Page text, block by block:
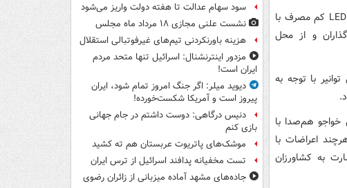
مدیرکل نظارت بر توزیع توانیر با اشاره به طرح تعویض ۱۰ هزار چراغ LED کم مصرف با
و از محل
با توجه به
خواجو هم‌صدا با
اعراضات با
به کشاورزان
سود سهام عدالت تا هفته دولت واریز می‌شود
نشست علنی مجازی ۱۸ مرداد ماه مجلس
هزینه باورنکردنی تیم‌های غیرفوتبالی استقلال
مزدور اینترنشنال: اسرائیل تنها متحد مردم
ایران است!
دیوید میلر: اگر جنگ امروز تمام شود، ایران
پیروز است و آمریکا شکست‌خورده!
دنیس درگاهی: دوست داشتم در جام جهانی
بازی کنم
موشک‌های پاتریوت عربستان هم ته‌ کشید
تست مخفیانه پدافند اسرائیل از ترس ایران
جاده‌های مشهد آماده میزبانی از زائران رضوی